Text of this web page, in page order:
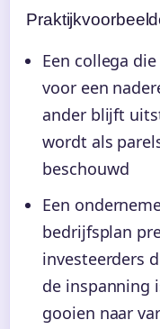
Een collega
voor een
ander blijft
wordt als
beschouwd
Een
bedrijfsplan
investeerders
de inspanning
gooien naar